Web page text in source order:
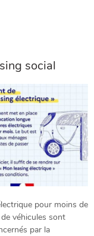
social
pour moins de
véhicules sont
par la